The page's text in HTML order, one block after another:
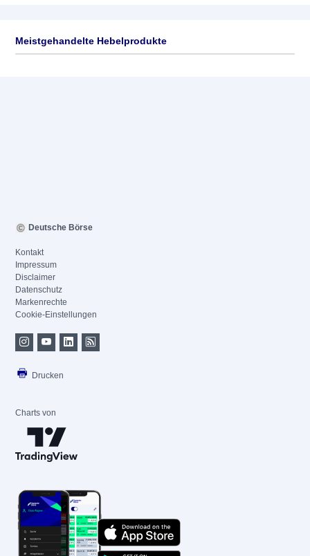
Meistgehandelte Hebelprodukte
Deutsche Börse
Kontakt
Impressum
Disclaimer
Datenschutz
Markenrechte
Cookie-Einstellungen
Drucken
Charts von